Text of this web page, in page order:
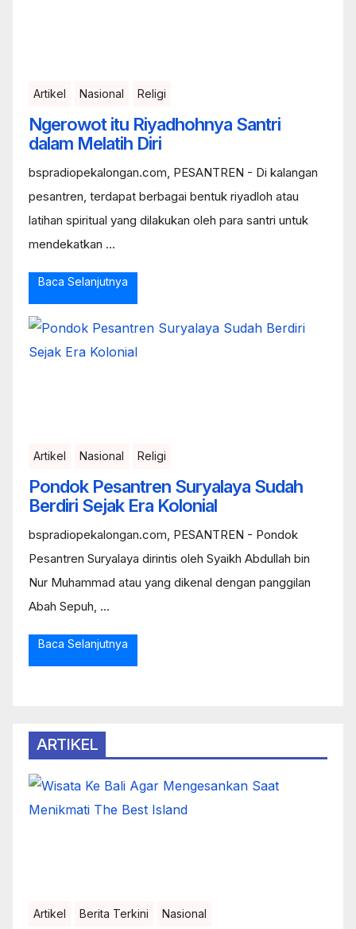
Artikel Nasional Religi
Ngerowot itu Riyadhohnya Santri
dalam Melatih Diri
bspradiopekalongan.com, PESANTREN - Di kalangan
pesantren, terdapat berbagai bentuk riyadloh atau
latihan spiritual yang dilakukan oleh para santri untuk
mendekatkan ...
Baca Selanjutnya
Artikel Nasional Religi
Pondok Pesantren Suryalaya Sudah
Berdiri Sejak Era Kolonial
bspradiopekalongan.com, PESANTREN - Pondok
Pesantren Suryalaya dirintis oleh Syaikh Abdullah bin
Nur Muhammad atau yang dikenal dengan panggilan
Abah Sepuh, ...
Baca Selanjutnya
ARTIKEL
Artikel Berita Terkini Nasional